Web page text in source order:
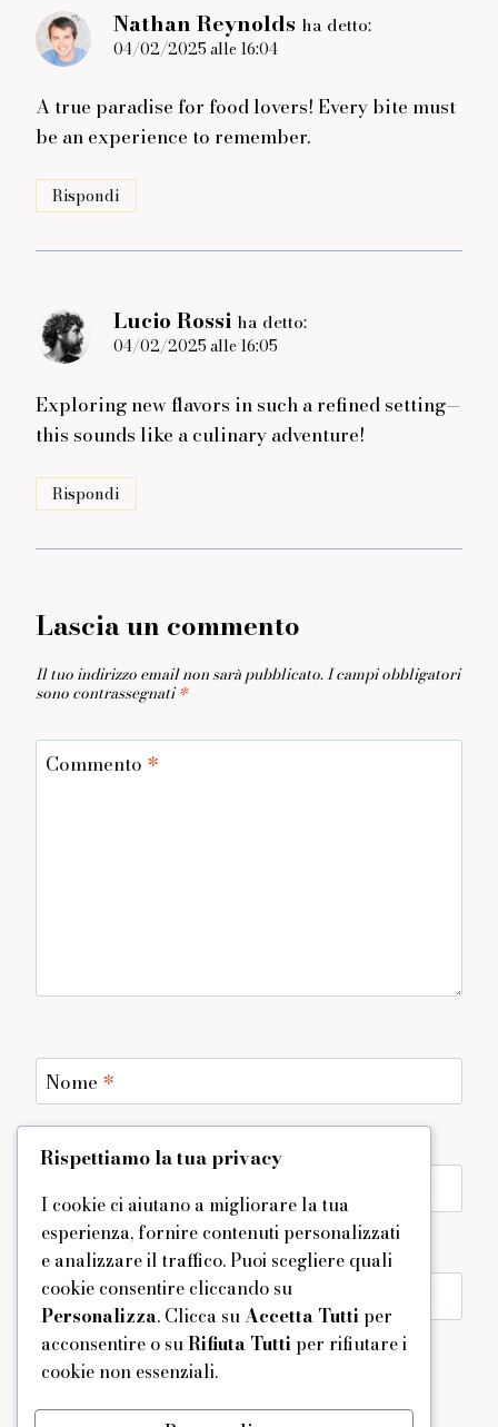
Nathan Reynolds ha detto:
04/02/2025 alle 16:04
A true paradise for food lovers! Every bite must
be an experience to remember.
Rispondi
Lucio Rossi ha detto:
04/02/2025 alle 16:05
Exploring new flavors in such a refined setting—
this sounds like a culinary adventure!
Rispondi
Lascia un commento
Il tuo indirizzo email non sarà pubblicato.I campi obbligatori
sono contrassegnati*
Commento *
Nome *
Email
Sito web
Salva il mio nome, email e sito web in questo
browser per la prossima volta che commento.
Rispettiamo la tua privacy
I cookie ci aiutano a migliorare la tua
esperienza, fornire contenuti personalizzati
e analizzare il traffico. Puoi scegliere quali
cookie consentire cliccando su
Personalizza. Clicca suAccetta Tutti per
acconsentire o suRifiuta Tutti per rifiutare i
cookie non essenziali.